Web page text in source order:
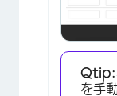
Qtip:
を手